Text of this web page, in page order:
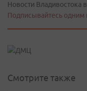
Новости Владивостока
Подписывайтесь одним
Смотрите также